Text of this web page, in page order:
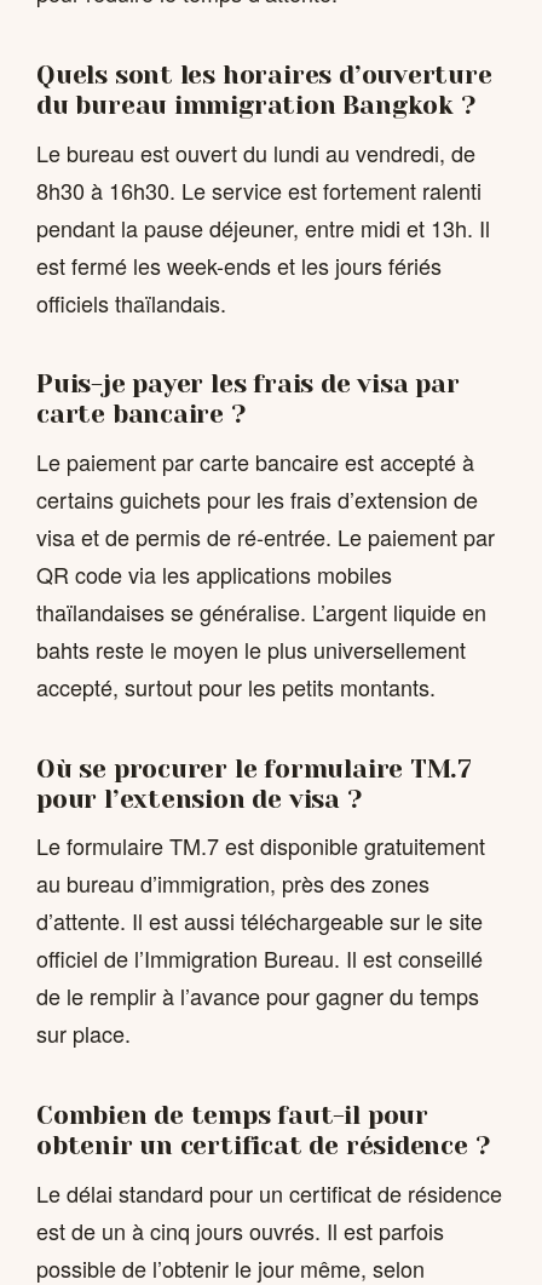
Quels sont les horaires d’ouverture
du bureau immigration Bangkok ?
Le bureau est ouvert du lundi au vendredi, de
8h30 à 16h30. Le service est fortement ralenti
pendant la pause déjeuner, entre midi et 13h. Il
est fermé les week-ends et les jours fériés
officiels thaïlandais.
Puis-je payer les frais de visa par
carte bancaire ?
Le paiement par carte bancaire est accepté à
certains guichets pour les frais d’extension de
visa et de permis de ré-entrée. Le paiement par
QR code via les applications mobiles
thaïlandaises se généralise. L’argent liquide en
bahts reste le moyen le plus universellement
accepté, surtout pour les petits montants.
Où se procurer le formulaire TM.7
pour l’extension de visa ?
Le formulaire TM.7 est disponible gratuitement
au bureau d’immigration, près des zones
d’attente. Il est aussi téléchargeable sur le site
officiel de l’Immigration Bureau. Il est conseillé
de le remplir à l’avance pour gagner du temps
sur place.
Combien de temps faut-il pour
obtenir un certificat de résidence ?
Le délai standard pour un certificat de résidence
est de un à cinq jours ouvrés. Il est parfois
possible de l’obtenir le jour même, selon